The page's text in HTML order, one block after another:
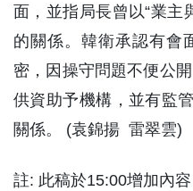
面，並指局長曾以“業主
的關係。韓衛承認有會
密，因操守問題不便公
供資助予機構，並有監
關係。 (袁錦揚 雷翠雲)
註: 此稿於15:00增加內容